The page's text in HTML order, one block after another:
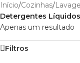
Início/Cozinhas/
Detergentes
Apenas um resultado
Filtros